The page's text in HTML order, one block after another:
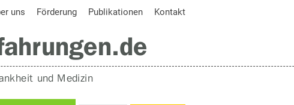
uns Förderung Publikationen Kontakt